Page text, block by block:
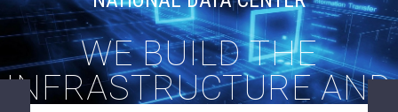
WE BUILD THE
INFRASTRUCTURE AND